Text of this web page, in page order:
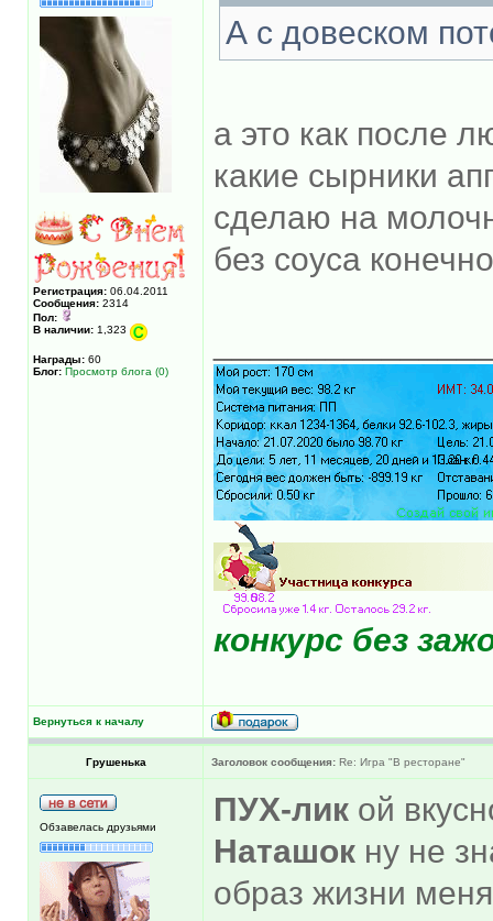
Регистрация: 06.04.2011
Сообщения: 2314
Пол:
В наличии: 1,323
Награды: 60
Блог: Просмотр блога (0)
А с довеском
а это как после
какие сырники
сделаю на
без соуса
конкурс без
Вернуться к началу
Грушенька Заголовок сообщения: Re: Игра "В ресторане"
Обзавелась друзьями ПУХ-лик ой
Наташок ну не
образ жизни